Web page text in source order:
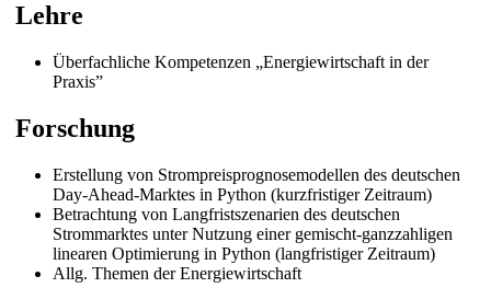
Lehre
Überfachliche Kompetenzen „Energiewirtschaft in der
Praxis”
Forschung
Erstellung von Strompreisprognosemodellen des deutschen
Day-Ahead-Marktes in Python (kurzfristiger Zeitraum)
Betrachtung von Langfristszenarien des deutschen
Strommarktes unter Nutzung einer gemischt-ganzzahligen
linearen Optimierung in Python (langfristiger Zeitraum)
Allg. Themen der Energiewirtschaft